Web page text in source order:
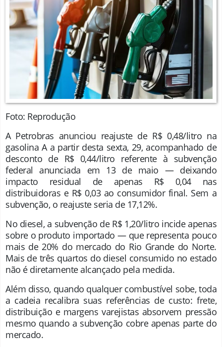
Foto: Reprodução
A Petrobras anunciou reajuste de R$ 0,48/litro na
gasolina A a partir desta sexta, 29, acompanhado de
desconto de R$ 0,44/litro referente à subvenção
federal anunciada em 13 de maio — deixando
impacto residual de apenas R$ 0,04 nas
distribuidoras e R$ 0,03 ao consumidor final. Sem a
subvenção, o reajuste seria de 17,12%.
No diesel, a subvenção de R$ 1,20/litro incide apenas
sobre o produto importado — que representa pouco
mais de 20% do mercado do Rio Grande do Norte.
Mais de três quartos do diesel consumido no estado
não é diretamente alcançado pela medida.
Além disso, quando qualquer combustível sobe, toda
a cadeia recalibra suas referências de custo: frete,
distribuição e margens varejistas absorvem pressão
mesmo quando a subvenção cobre apenas parte do
mercado.